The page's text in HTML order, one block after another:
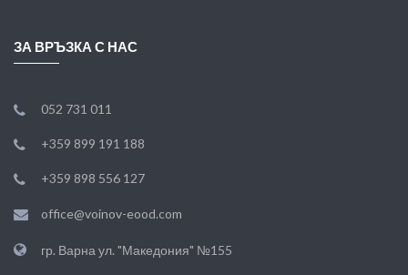
ЗА ВРЪЗКА С НАС
052 731 011
+359 899 191 188
+359 898 556 127
office@voinov-eood.com
гр. Варна ул. "Македония" №155